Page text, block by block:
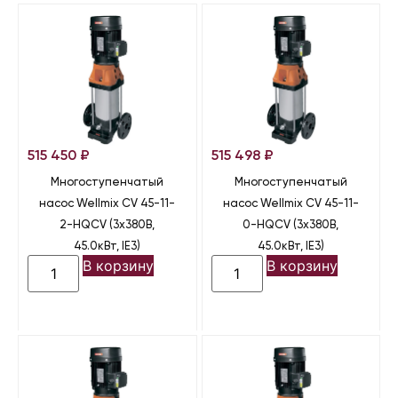
515 450 ₽
Многоступенчатый
насос Wellmix CV 45-11-
2-HQCV (3х380В,
45.0кВт, IE3)
В корзину
515 498 ₽
Многоступенчатый
насос Wellmix CV 45-11-
0-HQCV (3х380В,
45.0кВт, IE3)
В корзину